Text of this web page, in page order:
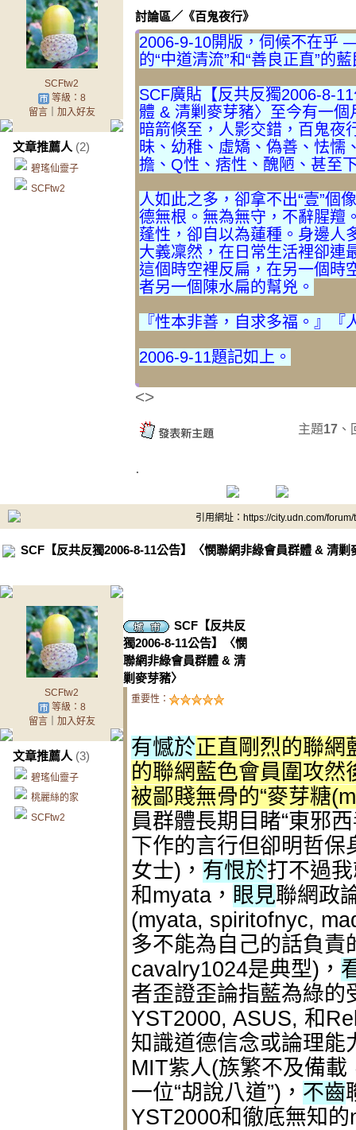
SCFtw2
等級：8
留言｜ 加入好友
文章推薦人 (2)
碧瑤仙靈子
SCFtw2
討論區／ 《百鬼夜行》
2006-9-10開版，伺候不在乎
的“中道清流”和“善良正直”的
SCF廣貼【反共反獨2006-8-
體 & 清剿麥芽豬〉至今有一
暗箭倏至，人影交錯，百鬼夜
昧、幼稚、虛矯、偽善、怯懦
擔、Q性、痞性、醜陋、甚至
人如此之多，卻拿不出“壹”個
德無根。無為無守，不辭腥羶
蓬性，卻自以為蓮種。身邊人
大義凜然，在日常生活裡卻連
這個時空裡反扁，在另一個時
者另一個陳水扁的幫兇。
『性本非善，自求多福。』
2006-9-11題記如上。
<>
主題17 、
.
引用網址：https://city.udn.com/
SCF【反共反獨2006-8-11公告】〈憫聯網非綠會員群體 & 清剿
SCFtw2
等級：8
留言｜ 加入好友
文章推薦人 (3)
碧瑤仙靈子
桃麗絲的家
SCFtw2
SCF【反共反
獨2006-8-11公告】〈憫
聯網非綠會員群體 & 清
剿麥芽豬〉
重要性：
有憾於正直剛烈的聯網
的聯網藍色會員圍攻然
被鄙賤無骨的“麥芽糖
員群體長期目睹“東邪
下作的言行但卻明哲保
女士)， 有恨於打不過
和myata， 眼見聯網政
(myata, spiritofnyc,
多不能為自己的話負責
cavalry1024是典型)，
者歪證歪論指藍為綠的
YST2000, ASUS, 和
知識道德信念或論理能
MIT紫人(族繁不及備
一位“胡說八道”)， 不齒
YST2000和徹底無知